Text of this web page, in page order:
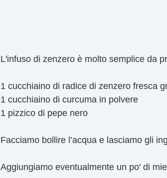
L'infuso di zenzero è molto semplice da
1 cucchiaino di radice di zenzero fresca
1 cucchiaino di curcuma in polvere
1 pizzico di pepe nero
Facciamo bollire l’acqua e lasciamo gli
Aggiungiamo eventualmente un po' di